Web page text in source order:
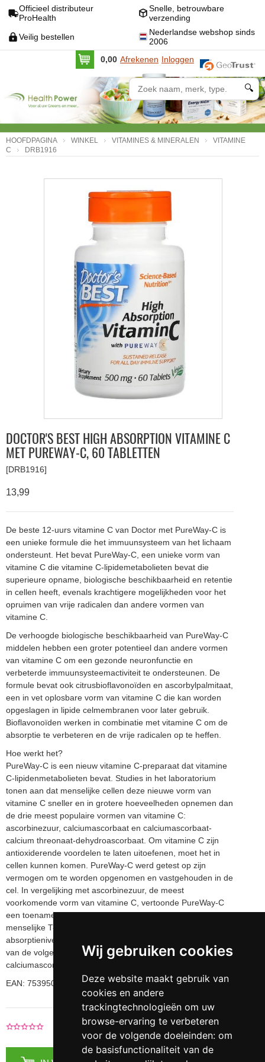
Wij gebruiken cookies
Deze website maakt gebruik van
cookies en andere
trackingtechnologieën om uw
browse-ervaring te verbeteren
voor de volgende doeleinden: om
de basisfunctionaliteit van de
Officieel distributeur
ProHealth
Snelle, betrouwbare
verzending
Veilig bestellen
Nederlandse webshop sinds
2006
0,00 Afrekenen Inloggen
🔍
HOOFDPAGINA WINKEL VITAMINES & MINERALEN
VITAMINE
C
DRB1916
DOCTOR'S BEST HIGH ABSORPTION VITAMINE C
MET PUREWAY-C, 60 TABLETTEN
[DRB1916]
13,99
De beste 12-uurs vitamine C van Doctor met PureWay-C is
een unieke formule die het immuunsysteem van het lichaam
ondersteunt. Het bevat PureWay-C, een unieke vorm van
vitamine C die vitamine C-lipidemetabolieten bevat die
superieure opname, biologische beschikbaarheid en retentie
in cellen heeft, evenals krachtigere mogelijkheden voor het
opruimen van vrije radicalen dan andere vormen van
vitamine C.
De verhoogde biologische beschikbaarheid van PureWay-C
middelen hebben een groter potentieel dan andere vormen
van vitamine C om een gezonde neuronfunctie en
verbeterde immuunsysteemactiviteit te ondersteunen. De
formule bevat ook citrusbioflavonoïden en ascorbylpalmitaat,
een in vet oplosbare vorm van vitamine C die kan worden
opgeslagen in lipide celmembranen voor later gebruik.
Bioflavonoïden werken in combinatie met vitamine C om de
absorptie te verbeteren en de vrije radicalen op te heffen.
Hoe werkt het?
PureWay-C is een nieuw vitamine C-preparaat dat vitamine
C-lipidenmetabolieten bevat. Studies in het laboratorium
tonen aan dat menselijke cellen deze nieuwe vorm van
vitamine C sneller en in grotere hoeveelheden opnemen dan
de drie meest populaire vormen van vitamine C:
ascorbinezuur, calciumascorbaat en calciumascorbaat-
calcium threonaat-dehydroascorbaat. Om vitamine C zijn
antioxiderende voordelen te laten uitoefenen, moet het in
cellen kunnen komen. PureWay-C werd getest op zijn
vermogen om te worden opgenomen en vastgehouden in de
cel. In vergelijking met ascorbinezuur, de meest
voorkomende vorm van vitamine C, vertoonde PureWay-C
een toename van 233% in de cellulaire opname in
menselijke T-lymfocyten na zowel 30 als 45 minuten. Dit
absorptieniveau was een verbetering van 122% ten opzichte
van de volgende beste vorm van vitamine C,
calciumascorbaat-calcium threonaat-dehydroascorbaat.
EAN: 753950001916
0 Recensies|Voeg je recensie toe